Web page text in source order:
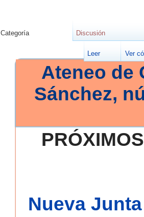
Ateneo de
Sánchez,
Nueva
Categoría Discusión
Leer Ver